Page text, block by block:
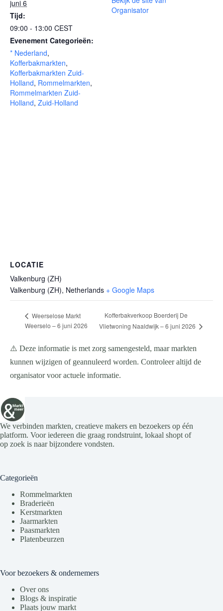
juni 6
Tijd:
09:00 - 13:00 CEST
Evenement Categorieën:
* Nederland,
Kofferbakmarkten,
Kofferbakmarkten Zuid-
Holland, Rommelmarkten,
Rommelmarkten Zuid-
Holland, Zuid-Holland
Organisator
LOCATIE
Valkenburg (ZH)
Valkenburg (ZH), Netherlands + Google Maps
Weerselose Markt
Weerselo – 6 juni 2026
Kofferbakverkoop Boerderij De
Vlietwoning Naaldwijk – 6 juni 2026
⚠️ Deze informatie is met zorg samengesteld, maar markten
kunnen wijzigen of geannuleerd worden. Controleer altijd de
organisator voor actuele informatie.
We verbinden markten, creatieve makers en bezoekers op één
platform. Voor iedereen die graag rondstruint, lokaal shopt of
op zoek is naar bijzondere vondsten.
Categorieën
Rommelmarkten
Braderieën
Kerstmarkten
Jaarmarkten
Paasmarkten
Platenbeurzen
Voor bezoekers & ondernemers
Over ons
Blogs & inspiratie
Plaats jouw markt